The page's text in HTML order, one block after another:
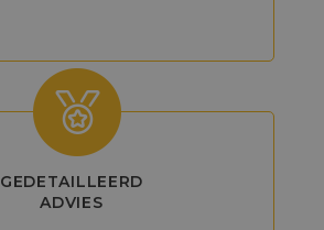
GEDETAILLEERD
ADVIES